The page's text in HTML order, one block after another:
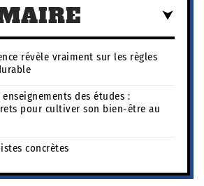
révèle vraiment sur les règles
des études :
pour cultiver son bien-être au
concrètes